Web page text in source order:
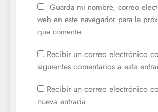
Guarda mi nombre, correo
web en este navegador para la
que comente.
Recibir un correo electrónico
siguientes comentarios a esta
Recibir un correo electrónico
nueva entrada.